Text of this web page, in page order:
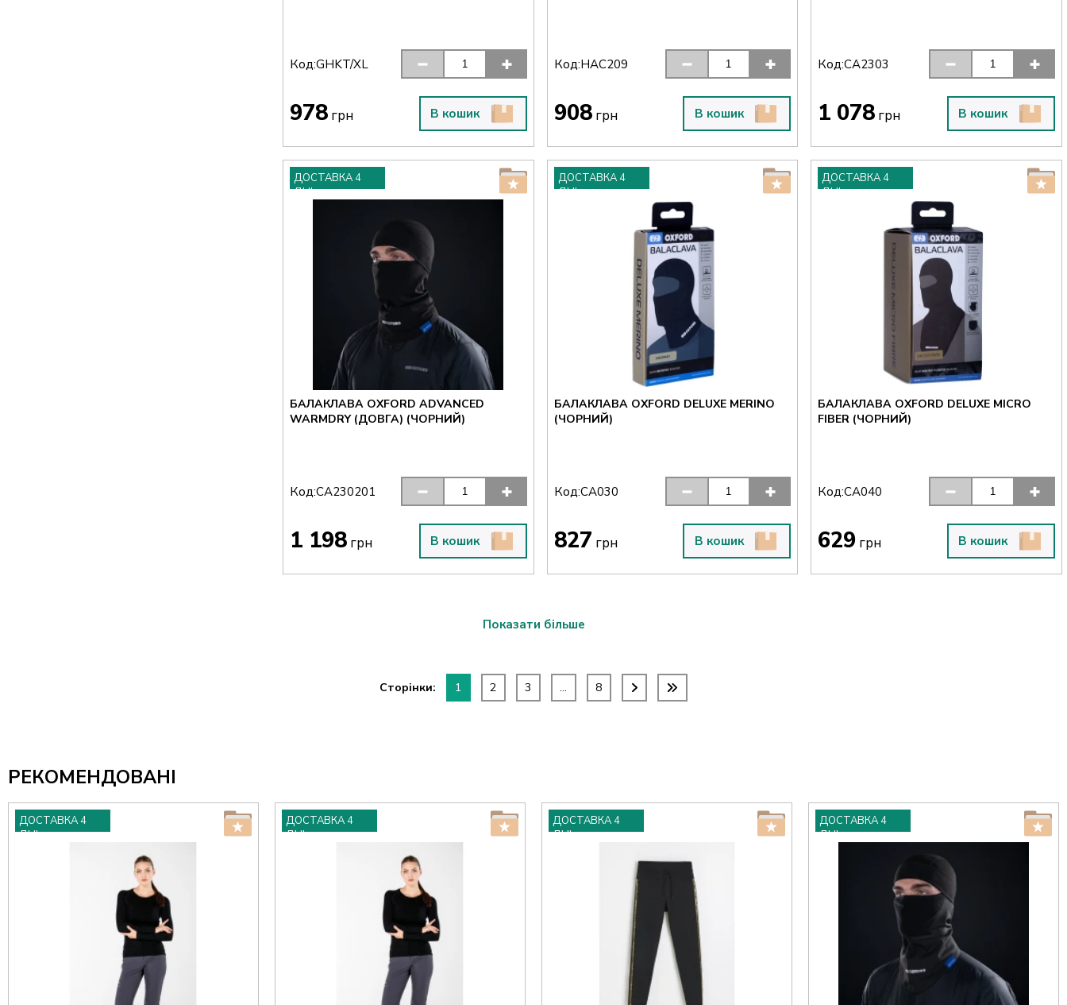
Код:GHKT/XL
978 грн В кошик
Код:HAC209
908грн В кошик
Код:CA2303
1 078 грн В кошик
ДОСТАВКА 4
ДНІ
БАЛАКЛАВА OXFORD ADVANCED
WARMDRY (ДОВГА) (ЧОРНИЙ)
Код:CA230201
1 198 грн В кошик
ДОСТАВКА 4
ДНІ
БАЛАКЛАВА OXFORD DELUXE MERINO
(ЧОРНИЙ)
Код:CA030
827 грн В кошик
ДОСТАВКА 4
ДНІ
БАЛАКЛАВА OXFORD DELUXE MICRO
FIBER (ЧОРНИЙ)
Код:CA040
629 грн В кошик
Показати більше
Сторінки: 1 2 3 ... 8
РЕКОМЕНДОВАНІ
ДОСТАВКА 4
ДНІ
ДОСТАВКА 4
ДНІ
ДОСТАВКА 4
ДНІ
ДОСТАВКА 4
ДНІ